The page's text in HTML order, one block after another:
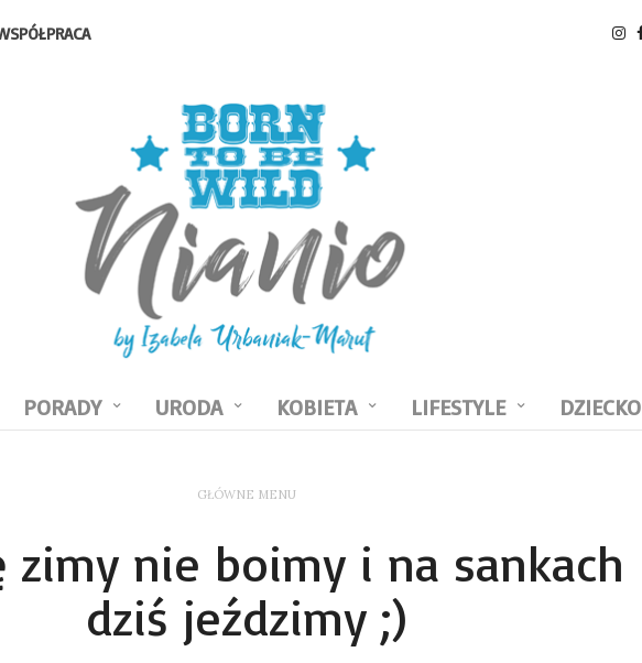
PORADY URODA KOBIETA LIFESTYLE DZIECKO
GŁÓWNE MENU
zimy nie boimy i na sankach
dziś jeździmy ;)